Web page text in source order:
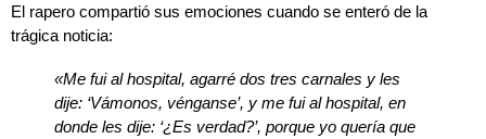
El rapero compartió sus emociones cuando se enteró de la
trágica noticia:
«Me fui al hospital, agarré dos tres carnales y les
dije: ‘Vámonos, vénganse’, y me fui al hospital, en
donde les dije: ‘¿Es verdad?’, porque yo quería que